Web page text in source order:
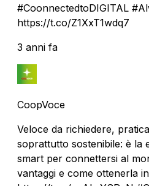
#CoonnectedtoDIGITAL
https://t.co/Z1XxT1wdq7
3 anni fa
CoopVoce
Veloce da richiedere,
soprattutto sostenibile: è la
smart per connettersi al
vantaggi e come ottenerla